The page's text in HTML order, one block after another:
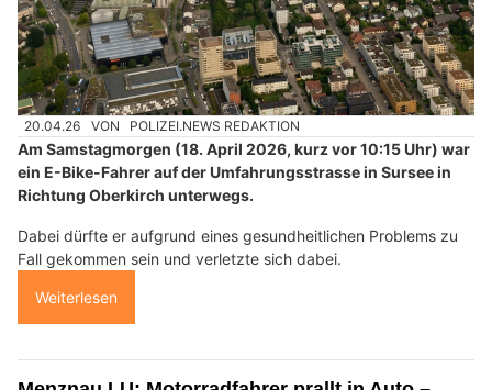
20.04.26 VON POLIZEI.NEWS REDAKTION
Am Samstagmorgen (18. April 2026, kurz vor 10:15 Uhr) war
ein E-Bike-Fahrer auf der Umfahrungsstrasse in Sursee in
Richtung Oberkirch unterwegs.
Dabei dürfte er aufgrund eines gesundheitlichen Problems zu
Fall gekommen sein und verletzte sich dabei.
Weiterlesen